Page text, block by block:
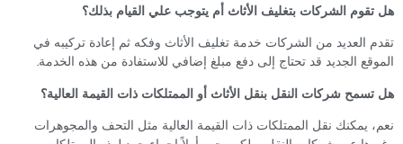
الشركات بتغليف الأثاث أم يتوجب علي القيام بذلك؟
العديد من الشركات خدمة تغليف الأثاث وفكه ثم إعادة تركيبه في
الجديد قد تحتاج إلى دفع مبلغ إضافي للاستفادة من هذه الخدمة.
شركات النقل بنقل الأثاث أو الممتلكات ذات القيمة العالية؟
يمكنك نقل الممتلكات ذات القيمة العالية مثل التحف والمجوهرات